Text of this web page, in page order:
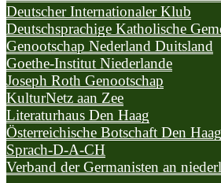
Deutscher Internationaler Klub
Deutschsprachige Katholische
Genootschap Nederland Duitsland
Goethe-Institut Niederlande
Joseph Roth Genootschap
KulturNetz aan Zee
Literaturhaus Den Haag
Österreichische Botschaft Den Haag
Sprach-D-A-CH
Verband der Germanisten an